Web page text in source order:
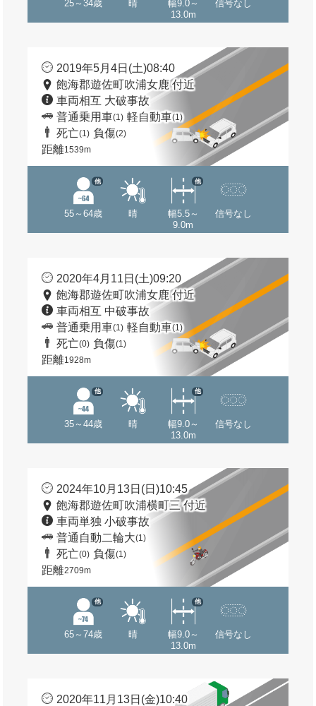
25～34歳 晴
幅9.0～
13.0m
信号なし
2019年5月4日(土)08:40
飽海郡遊佐町吹浦女鹿 付近
車両相互 大破事故
普通乗用車(1) 軽自動車(1)
死亡(1) 負傷(2)
距離1539m
55～64歳
他
晴
幅5.5～
9.0m
他
信号なし
2020年4月11日(土)09:20
飽海郡遊佐町吹浦女鹿 付近
車両相互 中破事故
普通乗用車(1) 軽自動車(1)
死亡(0) 負傷(1)
距離1928m
35～44歳
他
晴
幅9.0～
13.0m
他
信号なし
2024年10月13日(日)10:45
飽海郡遊佐町吹浦横町三 付近
車両単独 小破事故
普通自動二輪大(1)
死亡(0) 負傷(1)
距離2709m
65～74歳
他
晴
幅9.0～
13.0m
他
信号なし
2020年11月13日(金)10:40